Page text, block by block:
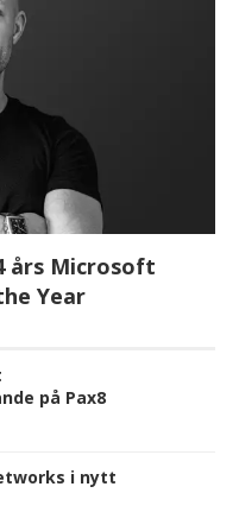
års Microsoft
Year
på Pax8
i nytt